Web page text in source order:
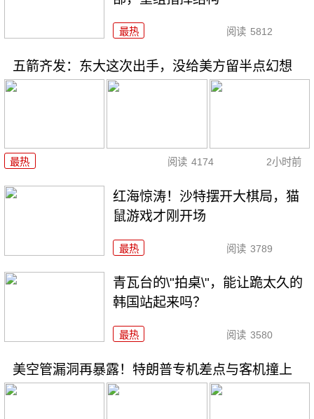
最热 阅读 5812
五箭齐发：东大这次出手，没给美方留半点幻想
最热 阅读 4174 2小时前
红海惊涛！沙特摆开大棋局，猫
鼠游戏才刚开场
最热 阅读 3789
青瓦台的\"拍桌\"，能让跪太久的
韩国站起来吗？
最热 阅读 3580
美空管漏洞再暴露！特朗普专机差点与客机撞上